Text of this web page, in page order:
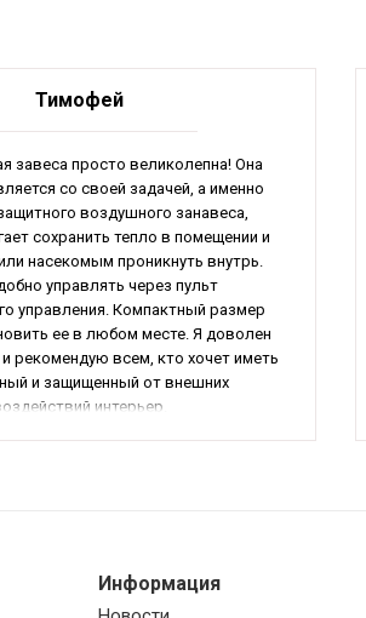
Тимофей
завеса просто великолепна! Она
со своей задачей, а именно
воздушного занавеса,
сохранить тепло в помещении и
насекомым проникнуть внутрь.
управлять через пульт
управления. Компактный размер
ее в любом месте. Я доволен
рекомендую всем, кто хочет иметь
и защищенный от внешних
интерьер.
Информация